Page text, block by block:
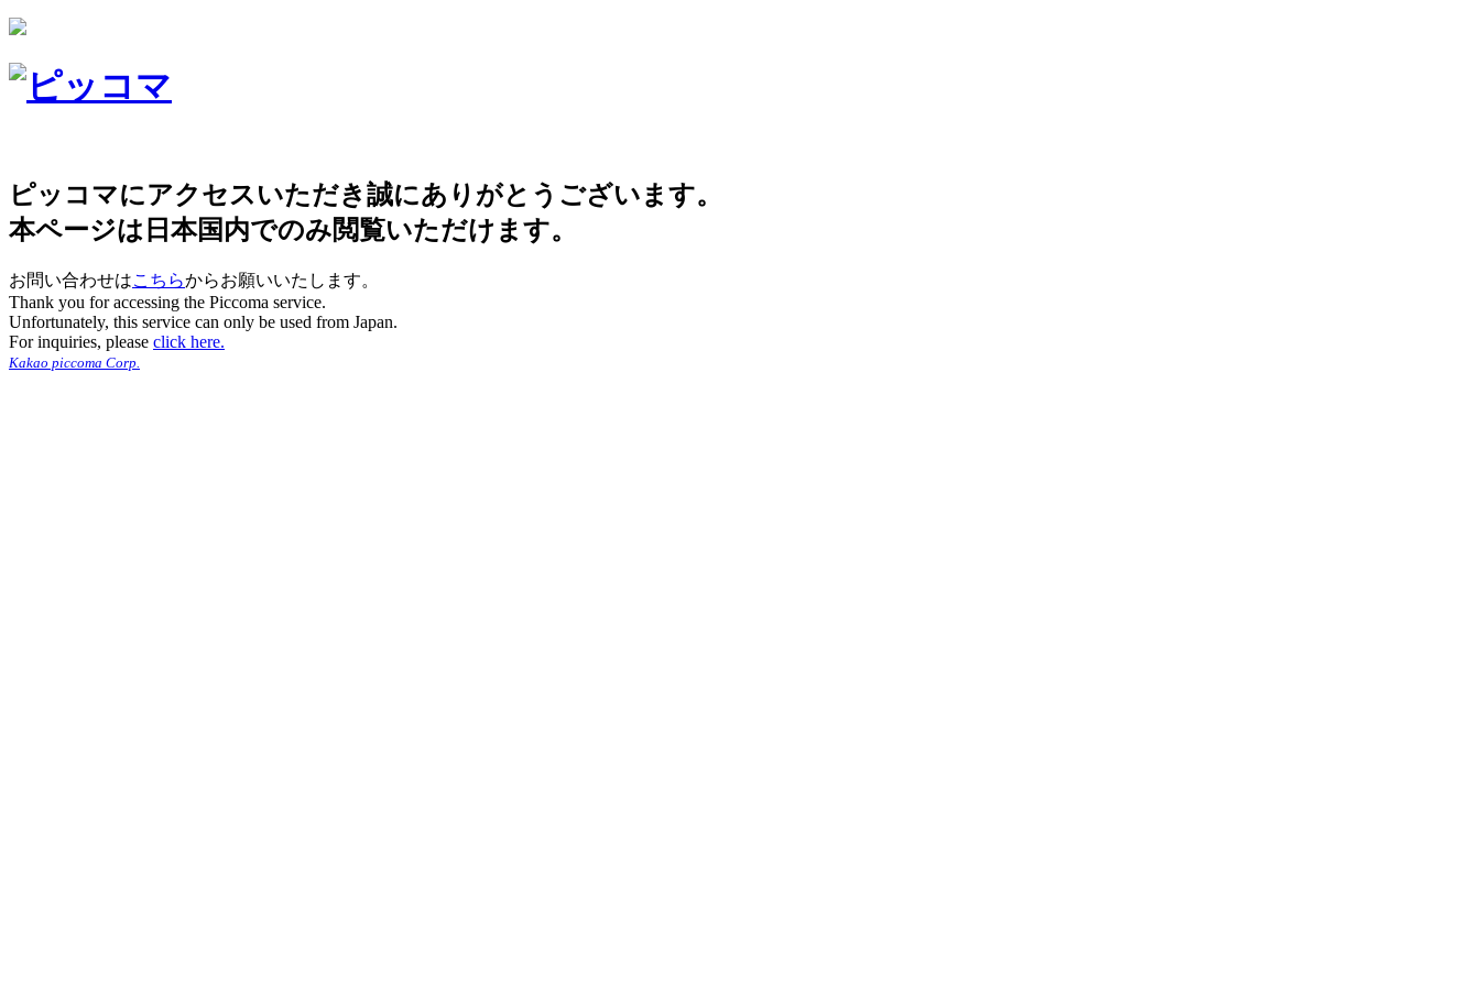
ピッコマにアクセスいただき誠にありがとうございます。
本ページは日本国内でのみ閲覧いただけます。
お問い合わせはこちらからお願いいたします。
Thank you for accessing the Piccoma service.
Unfortunately, this service can only be used from Japan.
For inquiries, please click here.
Kakao piccoma Corp.